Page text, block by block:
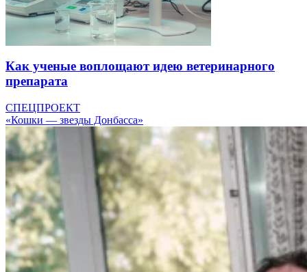
Как ученые воплощают идею ветеринарного
препарата
СПЕЦПРОЕКТ
«Кошки — звезды Донбасса»